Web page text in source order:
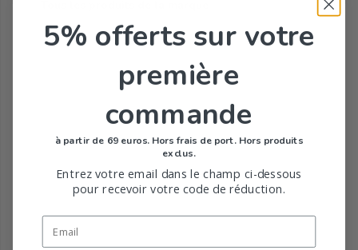
5% offerts sur votre
première
commande
à partir de 69 euros. Hors frais de port. Hors produits
exclus.
Entrez votre email dans le champ ci-dessous
pour recevoir votre code de réduction.